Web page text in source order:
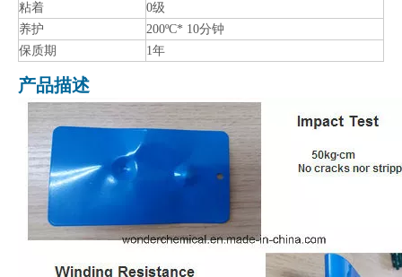
粘着
0级
养护
200ºC* 10分钟
保质期
1年
产品描述